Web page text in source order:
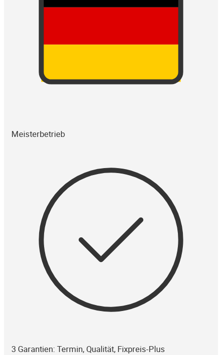
Meisterbetrieb
3 Garantien: Termin, Qualität, Fixpreis-Plus